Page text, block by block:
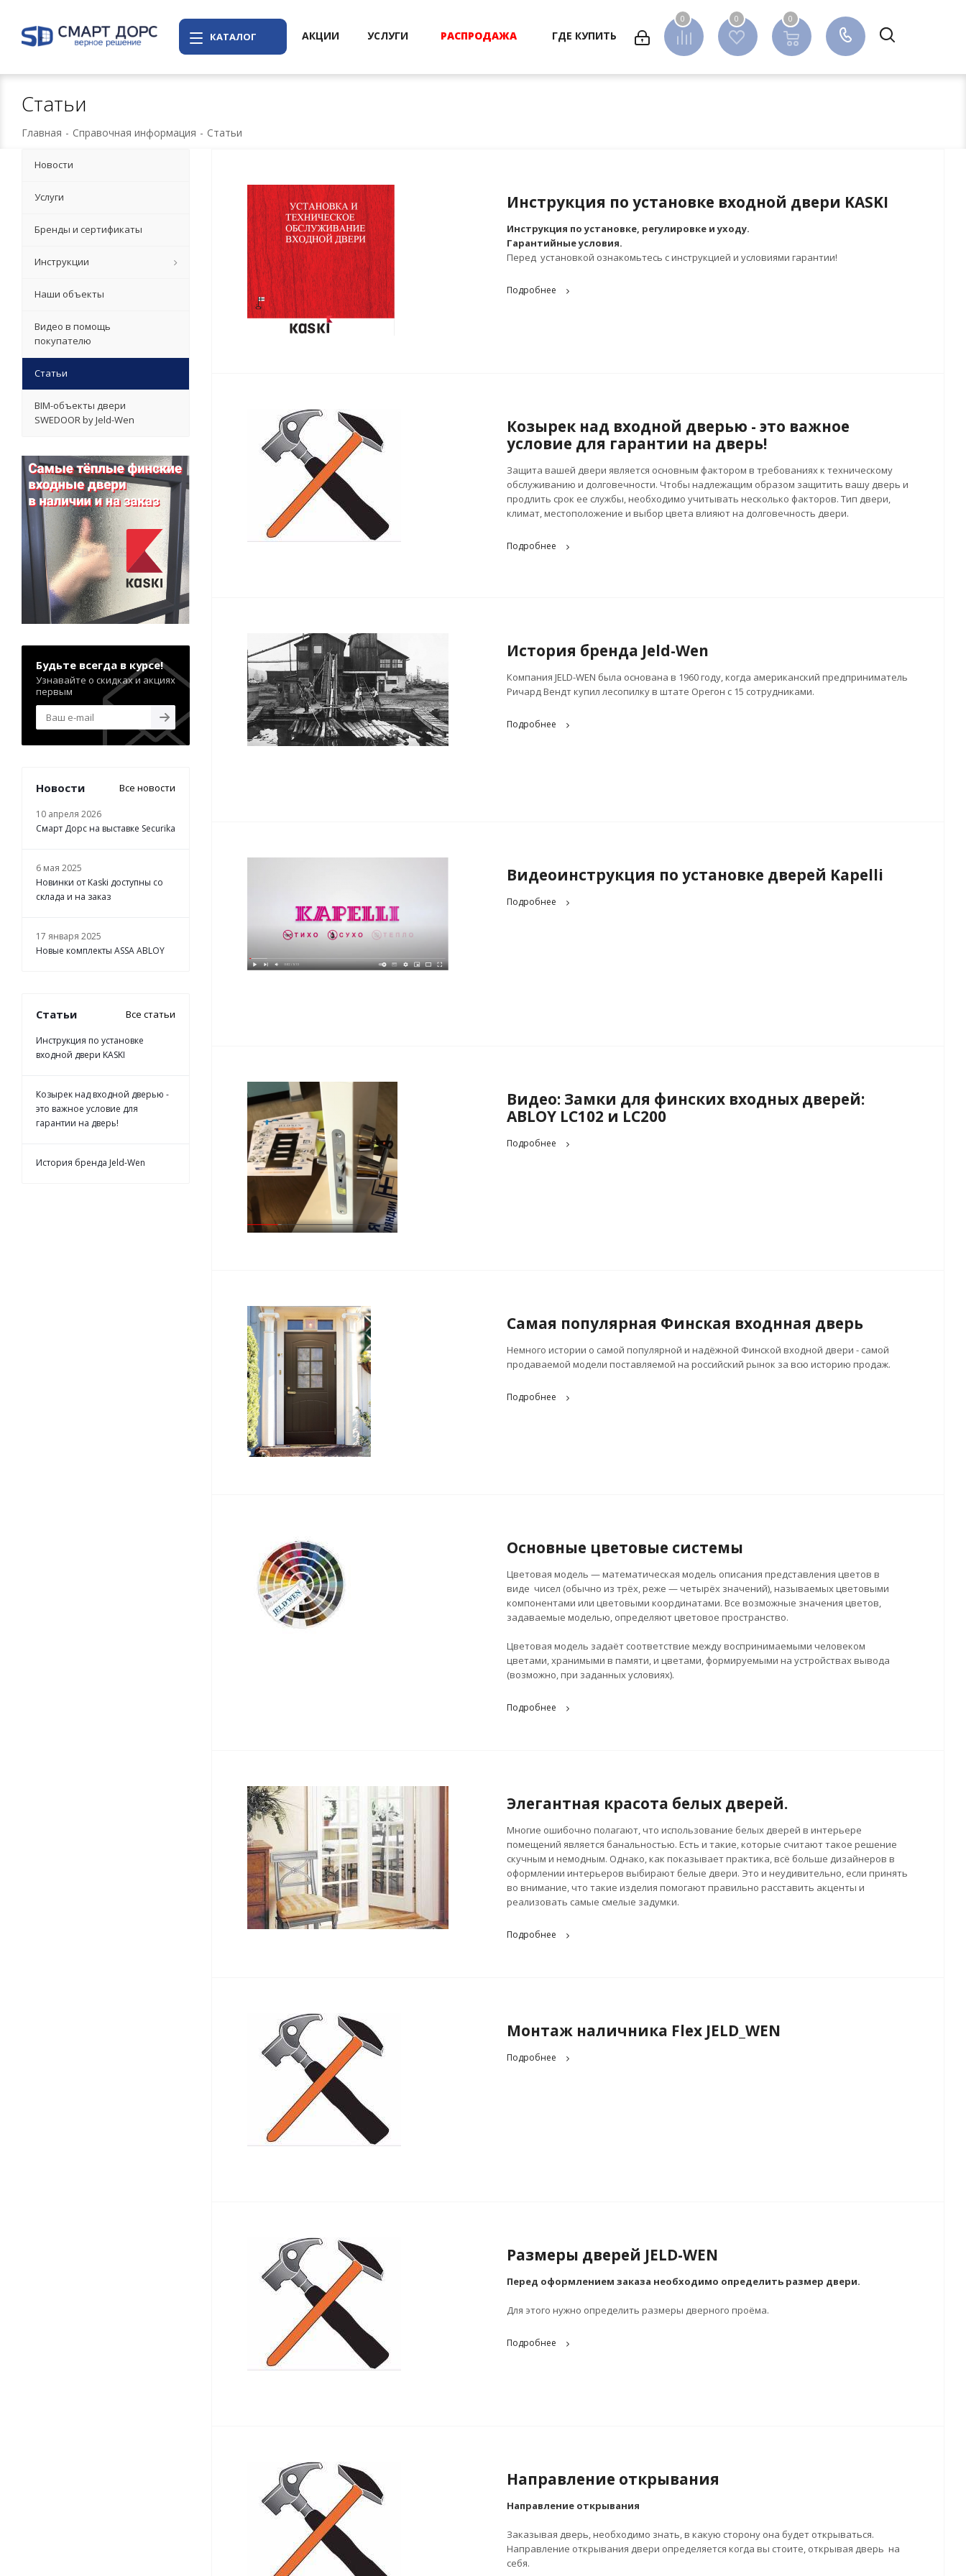
КАТАЛОГ
0 0 0
0
АКЦИИ УСЛУГИ РАСПРОДАЖА ГДЕ КУПИТЬ
Статьи
Главная - Справочная информация - Статьи
Инструкция по установке входной двери KASKI
Инструкция по установке, регулировке и уходу.
Гарантийные условия.
Перед установкой ознакомьтесь с инструкцией и условиями гарантии!
Подробнее
Козырек над входной дверью - это важное
условие для гарантии на дверь!
Защита вашей двери является основным фактором в требованиях к техническому
обслуживанию и долговечности. Чтобы надлежащим образом защитить вашу дверь и
продлить срок ее службы, необходимо учитывать несколько факторов. Тип двери,
климат, местоположение и выбор цвета влияют на долговечность двери.
Подробнее
История бренда Jeld-Wen
Компания JELD-WEN была основана в 1960 году, когда американский предприниматель
Ричард Вендт купил лесопилку в штате Орегон с 15 сотрудниками.
Подробнее
Видеоинструкция по установке дверей Kapelli
Подробнее
Видео: Замки для финских входных дверей:
ABLOY LC102 и LC200
Подробнее
Самая популярная Финская входнная дверь
Немного истории о самой популярной и надёжной Финской входной двери - самой
продаваемой модели поставляемой на российский рынок за всю историю продаж.
Подробнее
Основные цветовые системы
Цветовая модель — математическая модель описания представления цветов в
виде чисел (обычно из трёх, реже — четырёх значений), называемых цветовыми
компонентами или цветовыми координатами. Все возможные значения цветов,
задаваемые моделью, определяют цветовое пространство.
Цветовая модель задаёт соответствие между воспринимаемыми человеком
цветами, хранимыми в памяти, и цветами, формируемыми на устройствах вывода
(возможно, при заданных условиях).
Подробнее
Элегантная красота белых дверей.
Многие ошибочно полагают, что использование белых дверей в интерьере
помещений является банальностью. Есть и такие, которые считают такое решение
скучным и немодным. Однако, как показывает практика, всё больше дизайнеров в
оформлении интерьеров выбирают белые двери. Это и неудивительно, если принять
во внимание, что такие изделия помогают правильно расставить акценты и
реализовать самые смелые задумки.
Подробнее
Монтаж наличника Flex JELD_WEN
Подробнее
Размеры дверей JELD-WEN
Перед оформлением заказа необходимо определить размер двери.
Для этого нужно определить размеры дверного проёма.
Подробнее
Направление открывания
Направление открывания
Заказывая дверь, необходимо знать, в какую сторону она будет открываться.
Направление открывания двери определяется когда вы стоите, открывая дверь на
себя.
Новости
Услуги
Бренды и сертификаты
Инструкции
Наши объекты
Видео в помощь
покупателю
Статьи
BIM-объекты двери
SWEDOOR by Jeld-Wen
Будьте всегда в курсе!
Узнавайте о скидках и акциях
первым
Новости Все новости
10 апреля 2026
Смарт Дорс на выставке Securika
6 мая 2025
Новинки от Kaski доступны со
склада и на заказ
17 января 2025
Новые комплекты ASSA ABLOY
Статьи Все статьи
Инструкция по установке
входной двери KASKI
Козырек над входной дверью -
это важное условие для
гарантии на дверь!
История бренда Jeld-Wen